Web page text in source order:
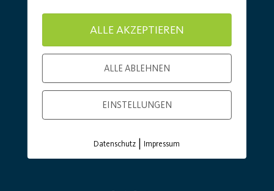
ALLE AKZEPTIEREN
ALLE ABLEHNEN
EINSTELLUNGEN
Datenschutz |Impressum